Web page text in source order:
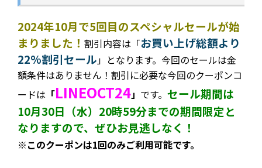
2024年10月で5回目のスペシャルセールが始
まりました！ 割引内容は 「お買い上げ総額より
22%割引セール 」となります。今回のセールは金
額条件はありません！割引に必要な今回のクーポンコ
ードは 「LINEOCT24」 です。 セール期間は
10月30日（水）20時59分までの期間限定と
なりますので、ぜひお見逃しなく！
※このクーポンは1回のみご利用可能です。